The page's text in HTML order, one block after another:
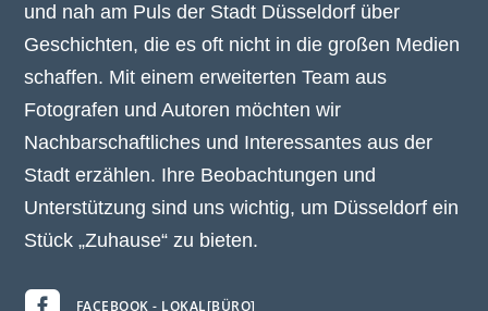
und nah am Puls der Stadt Düsseldorf über
Geschichten, die es oft nicht in die großen Medien
schaffen. Mit einem erweiterten Team aus
Fotografen und Autoren möchten wir
Nachbarschaftliches und Interessantes aus der
Stadt erzählen. Ihre Beobachtungen und
Unterstützung sind uns wichtig, um Düsseldorf ein
Stück „Zuhause“ zu bieten.
FACEBOOK - LOKAL[BÜRO]